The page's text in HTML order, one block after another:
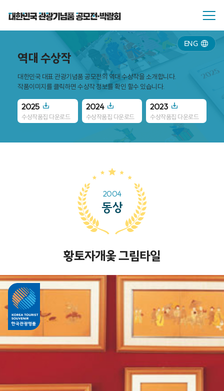
역대 수상작
대한민국 대표 관광기념품 공모전의 역대 수상작을 소개합니다.
작품이미지를 클릭하면 수상작 정보를 확인 할수 있습니다.
2025
수상작품집 다운로드
2024
수상작품집 다운로드
2023
수상작품집 다운로드
ENG
2004
동상
황토자개옻 그림타일